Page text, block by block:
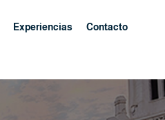
Experiencias Contacto